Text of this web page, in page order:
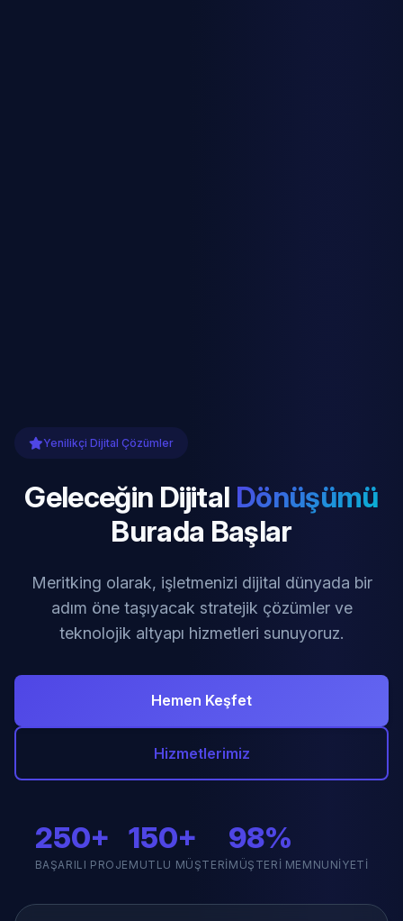
Yenilikçi Dijital Çözümler
Geleceğin Dijital Dönüşümü
Burada Başlar
Meritking olarak, işletmenizi dijital dünyada bir
adım öne taşıyacak stratejik çözümler ve
teknolojik altyapı hizmetleri sunuyoruz.
Hemen Keşfet
Hizmetlerimiz
250+
BAŞARILI PROJE
150+
MUTLU MÜŞTERI
98%
MÜŞTERI MEMNUNIYETI